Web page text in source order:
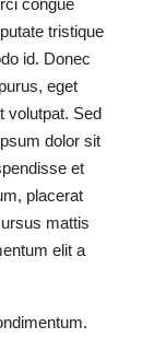
congue
tristique
id. Donec
eget
volutpat. Sed
dolor sit
et
placerat
mattis
elit a